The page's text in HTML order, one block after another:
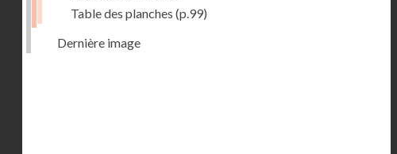
Table des planches (p.99)
Dernière image